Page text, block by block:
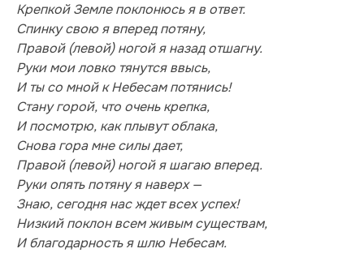
Крепкой Земле поклонюсь я в ответ.
Спинку свою я вперед потяну,
Правой (левой) ногой я назад отшагну.
Руки мои ловко тянутся ввысь,
И ты со мной к Небесам потянись!
Стану горой, что очень крепка,
И посмотрю, как плывут облака,
Снова гора мне силы дает,
Правой (левой) ногой я шагаю вперед.
Руки опять потяну я наверх —
Знаю, сегодня нас ждет всех успех!
Низкий поклон всем живым существам,
И благодарность я шлю Небесам.